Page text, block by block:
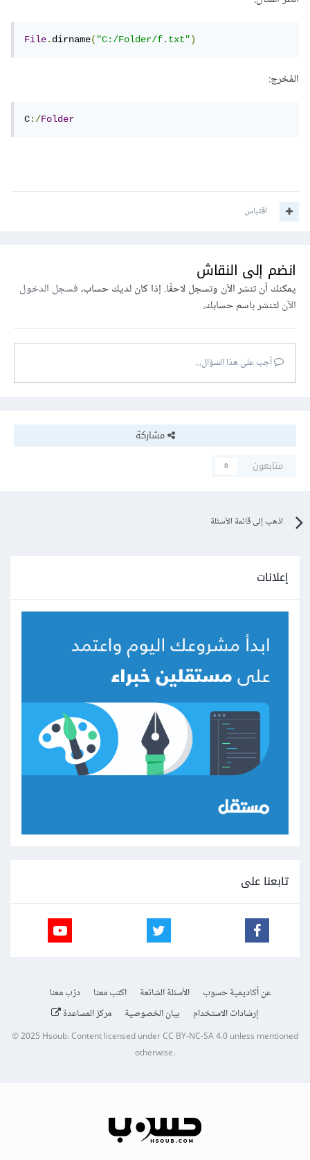
File.dirname("C:/Folder/f.txt")
المُخرج:
C:/Folder
اقتباس
انضم إلى النقاش
يمكنك أن تنشر الآن وتسجل لاحقًا. إذا كان لديك حساب،فسجل الدخول
الآنلتنشر باسم حسابك.
أجب على هذا السؤال...
مشاركة
متابعون
0
اذهب إلى قائمة الأسئلة
إعلانات
تابعنا على
عن أكاديمية حسوب الأسئلة الشائعة اكتب معنا
درّب معنا
إرشادات الاستخدام
بيان الخصوصية مركز المساعدة
© 2025Hsoub.Content licensed underCC BY-NC-SA 4.0unless mentioned
otherwise.